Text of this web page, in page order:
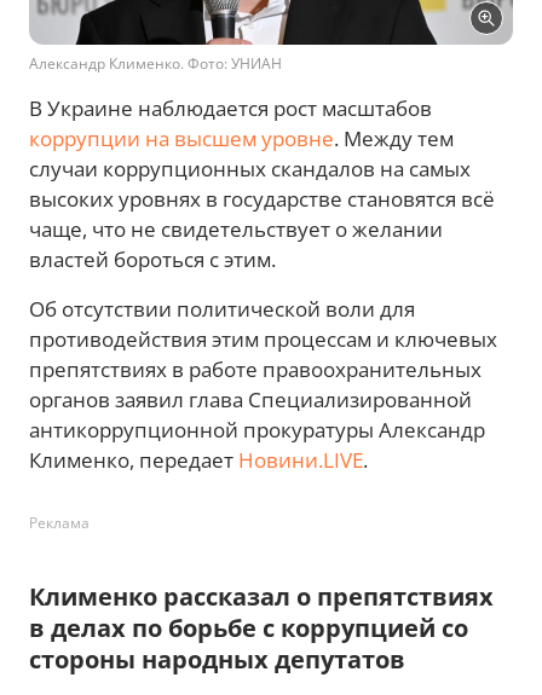
Александр Клименко. Фото: УНИАН
В Украине наблюдается рост масштабов
коррупции на высшем уровне. Между тем
случаи коррупционных скандалов на самых
высоких уровнях в государстве становятся всё
чаще, что не свидетельствует о желании
властей бороться с этим.
Об отсутствии политической воли для
противодействия этим процессам и ключевых
препятствиях в работе правоохранительных
органов заявил глава Специализированной
антикоррупционной прокуратуры Александр
Клименко, передает Новини.LIVE.
Реклама
Клименко рассказал о препятствиях
в делах по борьбе с коррупцией со
стороны народных депутатов